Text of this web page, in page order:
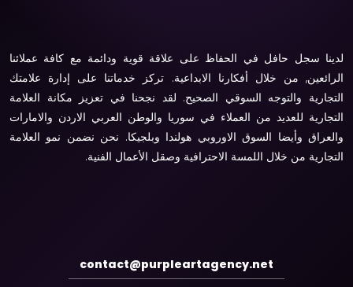
لدينا سجل حافل في الحفاظ على علاقة قوية ودائمة مع كافة عملائنا
الرائعين, من خلال أفكارنا الابداعية. تركز خدماتنا على إدارة علامتك
التجارية والتوجه السوقي الصحيح. لقد نجحنا في تعزيز مكانة العلامة
التجارية للعديد من العملاء في سوريا والوطن العربي الاردن والامارات
والعراق وأيضا السوق الاوروبي هولندا وبلجيكا. نحن نضمن نمو العلامة
التجارية من خلال اللمسة الاحترافية وصقل الأعمال الفنية.
contact@purpleartagency.net